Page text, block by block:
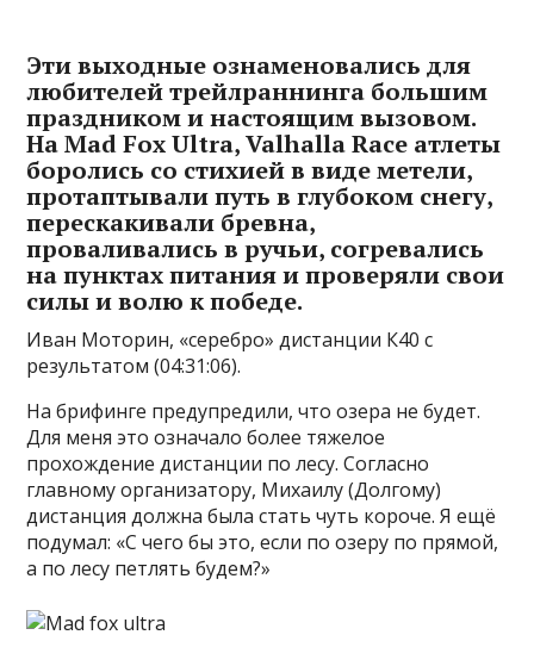
Эти выходные ознаменовались для
любителей трейлраннинга большим
праздником и настоящим вызовом.
На Mad Fox Ultra, Valhalla Race атлеты
боролись со стихией в виде метели,
протаптывали путь в глубоком снегу,
перескакивали бревна,
проваливались в ручьи, согревались
на пунктах питания и проверяли свои
силы и волю к победе.
Иван Моторин, «серебро» дистанции К40 с
результатом (04:31:06).
На брифинге предупредили, что озера не будет.
Для меня это означало более тяжелое
прохождение дистанции по лесу. Согласно
главному организатору, Михаилу (Долгому)
дистанция должна была стать чуть короче. Я ещё
подумал: «С чего бы это, если по озеру по прямой,
а по лесу петлять будем?»